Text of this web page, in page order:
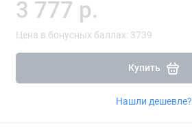
3 777 р.
Цена в бонусных баллах: 3739
Купить
Нашли дешевле?